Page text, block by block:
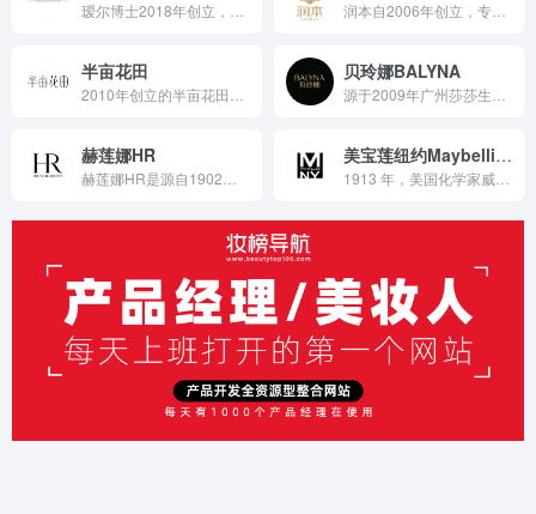
半亩花田 贝玲娜BALYNA
赫莲娜HR 美宝莲纽约Maybelline